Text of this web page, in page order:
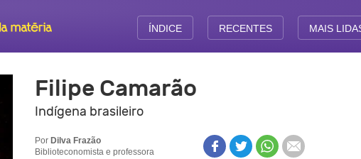
ÍNDICE RECENTES MAIS
Filipe Camarão
Indígena brasileiro
Por Dilva Frazão
Biblioteconomista e professora